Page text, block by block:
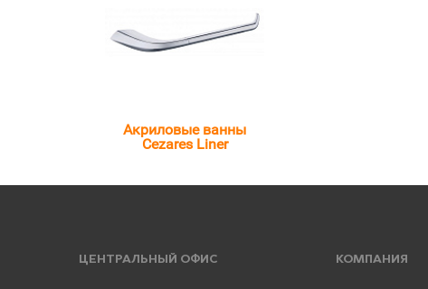
Акриловые ванны
Cezares Liner
ЦЕНТРАЛЬНЫЙ ОФИС КОМПАНИЯ